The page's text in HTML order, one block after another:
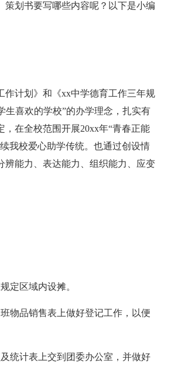
划书要写哪些内容呢？以下是小编
作计划》和《xx中学德育工作三年规
喜欢的学校”的办学理念，扎实有
在全校范围开展20xx年“青春正能
我校爱心助学传统。也通过创设情
辨能力、表达能力、组织能力、应变
定区域内设摊。
物品销售表上做好登记工作，以便
统计表上交到团委办公室，并做好